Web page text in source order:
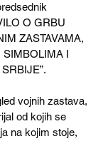
O GRBU
ZASTAVAMA,
I
vojnih zastava,
od kojih se
na kojim stoje,